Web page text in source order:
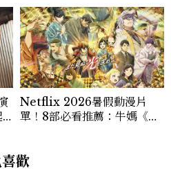
Netflix 2026暑假動漫片
單！8部必看推薦：牛媽《黃
歡